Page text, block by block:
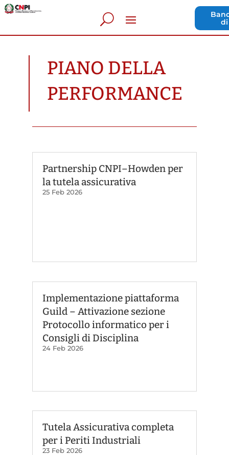
PIANO DELLA
PERFORMANCE
Partnership CNPI–Howden per
la tutela assicurativa
25 Feb 2026
Implementazione piattaforma
Guild – Attivazione sezione
Protocollo informatico per i
Consigli di Disciplina
24 Feb 2026
Tutela Assicurativa completa
per i Periti Industriali
23 Feb 2026